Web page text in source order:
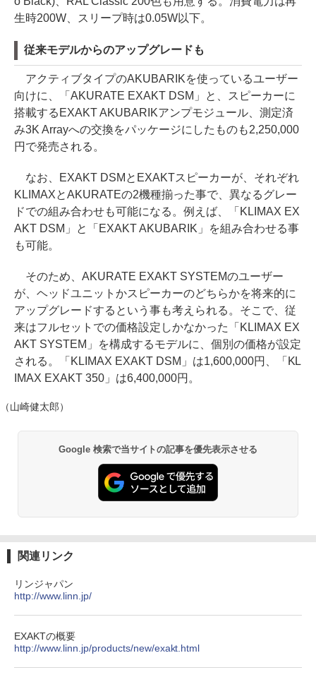
生時200W、スリープ時は0.05W以下。
従来モデルからのアップグレードも
アクティブタイプのAKUBARIKを使っているユーザー
向けに、「AKURATE EXAKT DSM」と、スピーカーに
搭載するEXAKT AKUBARIKアンプモジュール、測定済
み3K Arrayへの交換をパッケージにしたものも2,250,000
円で発売される。
なお、EXAKT DSMとEXAKTスピーカーが、それぞれ
KLIMAXとAKURATEの2機種揃った事で、異なるグレー
ドでの組み合わせも可能になる。例えば、「KLIMAX EX
AKT DSM」と「EXAKT AKUBARIK」を組み合わせる事
も可能。
そのため、AKURATE EXAKT SYSTEMのユーザー
が、ヘッドユニットかスピーカーのどちらかを将来的に
アップグレードするという事も考えられる。そこで、従
来はフルセットでの価格設定しかなかった「KLIMAX EX
AKT SYSTEM」を構成するモデルに、個別の価格が設定
される。「KLIMAX EXAKT DSM」は1,600,000円、「KL
IMAX EXAKT 350」は6,400,000円。
（山崎健太郎）
Google 検索で当サイトの記事を優先表示させる
関連リンク
リンジャパン
http://www.linn.jp/
EXAKTの概要
http://www.linn.jp/products/new/exakt.html